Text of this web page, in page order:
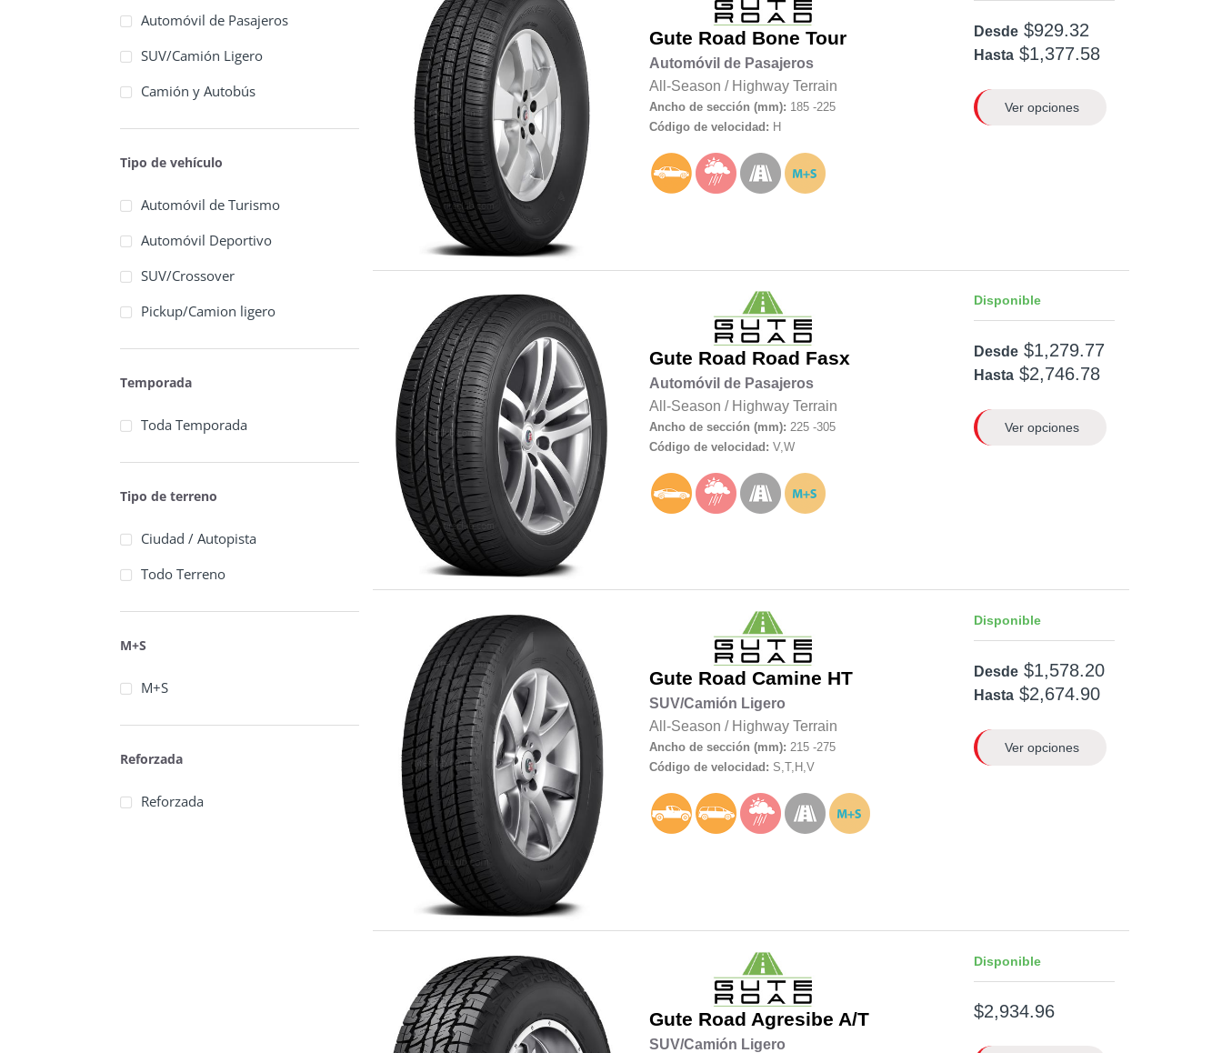
Gute Road Bone Tour
Automóvil de Pasajeros
All-Season / Highway Terrain
Ancho de sección (mm): 185 -225
Código de velocidad: H
Desde $929.32
Hasta $1,377.58
Ver opciones
Gute Road Road Fasx
Automóvil de Pasajeros
All-Season / Highway Terrain
Ancho de sección (mm): 225 -305
Código de velocidad: V,W
Disponible
Desde $1,279.77
Hasta $2,746.78
Ver opciones
Gute Road Camine HT
SUV/Camión Ligero
All-Season / Highway Terrain
Ancho de sección (mm): 215 -275
Código de velocidad: S,T,H,V
Disponible
Desde $1,578.20
Hasta $2,674.90
Ver opciones
Gute Road Agresibe A/T
SUV/Camión Ligero
Disponible
$2,934.96
Automóvil de Pasajeros
SUV/Camión Ligero
Camión y Autobús
Tipo de vehículo
Automóvil de Turismo
Automóvil Deportivo
SUV/Crossover
Pickup/Camion ligero
Temporada
Toda Temporada
Tipo de terreno
Ciudad / Autopista
Todo Terreno
M+S
M+S
Reforzada
Reforzada